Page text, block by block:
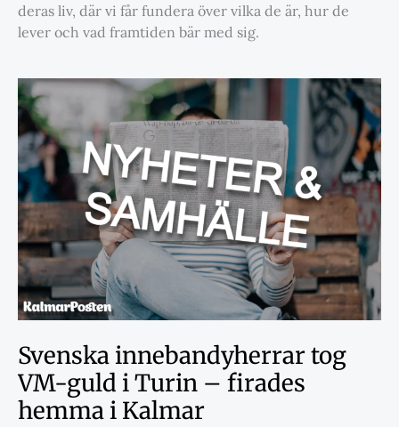
deras liv, där vi får fundera över vilka de är, hur de
lever och vad framtiden bär med sig.
Svenska innebandyherrar tog
VM-guld i Turin – firades
hemma i Kalmar